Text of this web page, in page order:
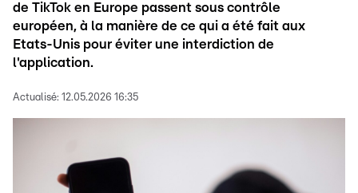
de TikTok en Europe passent sous contrôle
européen, à la manière de ce qui a été fait aux
Etats-Unis pour éviter une interdiction de
l'application.
Actualisé: 12.05.2026 16:35